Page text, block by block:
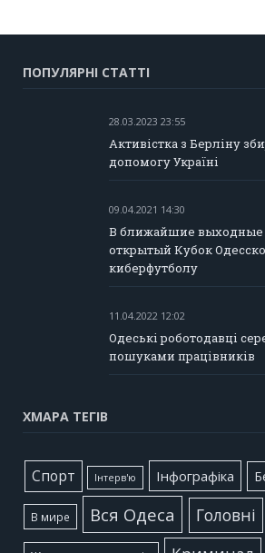
ПОПУЛЯРНІ СТАТТІ
28.03.2023 23:55
Активістка з Берліну
допомогу Україні
09.04.2021 14:30
В ближайшие выходные
открытый Кубок
киберфутболу
11.04.2022 12:02
Одеські роботодавці
пошуками працівників
ХМАРА ТЕГІВ
Cпорт Інтерв'ю Інфографіка
В мире Вся Одеса Головні